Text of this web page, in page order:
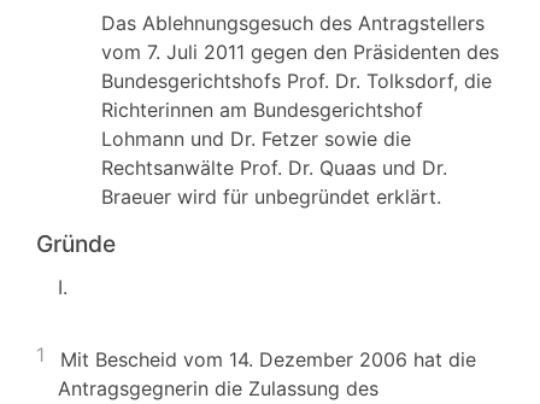
Das Ablehnungsgesuch des Antragstellers
vom 7. Juli 2011 gegen den Präsidenten des
Bundesgerichtshofs Prof. Dr. Tolksdorf, die
Richterinnen am Bundesgerichtshof
Lohmann und Dr. Fetzer sowie die
Rechtsanwälte Prof. Dr. Quaas und Dr.
Braeuer wird für unbegründet erklärt.
Gründe
I.
1
Mit Bescheid vom 14. Dezember 2006 hat die
Antragsgegnerin die Zulassung des